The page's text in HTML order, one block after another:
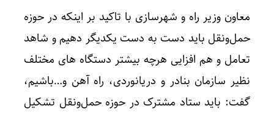
معاون وزیر راه و شهرسازی با تاکید بر اینکه در حوزه
حمل‌و‌نقل باید دست به دست یکدیگر دهیم و شاهد
تعامل و هم افزایی هرچه بیشتر دستگاه های مختلف
نظیر سازمان بنادر و دریانوردی، راه آهن و…باشیم،
گفت: باید ستاد مشترک در حوزه حمل‌و‌نقل تشکیل